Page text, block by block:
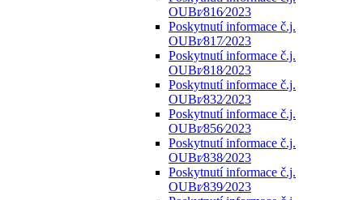
OUBr⁄816⁄2023
Poskytnutí informace č.j.
OUBr⁄817⁄2023
Poskytnutí informace č.j.
OUBr⁄818⁄2023
Poskytnutí informace č.j.
OUBr⁄832⁄2023
Poskytnutí informace č.j.
OUBr⁄856⁄2023
Poskytnutí informace č.j.
OUBr⁄838⁄2023
Poskytnutí informace č.j.
OUBr⁄839⁄2023